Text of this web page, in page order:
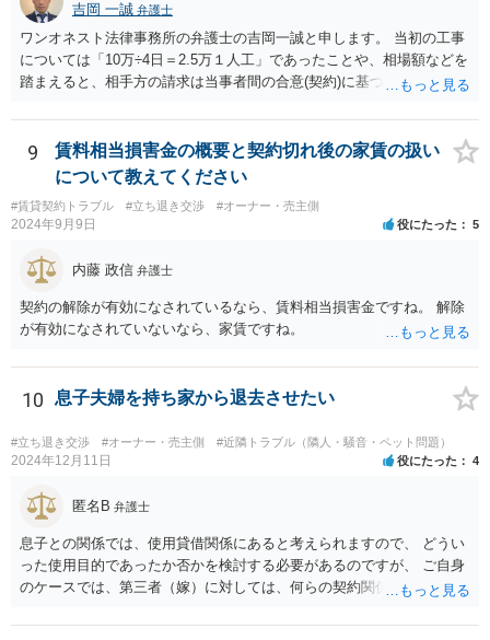
吉岡 一誠 弁護士
ワンオネスト法律事務所の弁護士の吉岡一誠と申します。 当初の工事
については「10万÷4日＝2.5万１人工」であったことや、相場額などを
踏まえると、相手方の請求は当事者間の合意(契約)に基づかない不当な
か支払う意向がない旨を伝えて、減額の交渉をすべきでしょう。 相手
方の立場としても、裁判を起こす時間や労力、経済的コストその他裁
判が終わるまでキャッシュが入ってこないことなどがネックになり得
るでしょうから、減額に応じてくる可能性は大いにあるかと思いま
す。
9
賃料相当損害金の概要と契約切れ後の家賃の扱い
について教えてください
#賃貸契約トラブル #立ち退き交渉 #オーナー・売主側
2024年9月9日 役にたった 5
内藤 政信 弁護士
契約の解除が有効になされているなら、賃料相当損害金ですね。 解除
が有効になされていないなら、家賃ですね。
10 息子夫婦を持ち家から退去させたい
#立ち退き交渉 #オーナー・売主側 #近隣トラブル（隣人・騒音・ペット問題）
2024年12月11日 役にたった 4
匿名B 弁護士
息子との関係では、使用貸借関係にあると考えられますので、 どうい
った使用目的であったか否かを検討する必要があるのですが、 ご自身
のケースでは、第三者（嫁）に対しては、何らの契約関係にもなく、
るまで賃料相当の損害賠償を続ける）。また、息子との関係でも、勝